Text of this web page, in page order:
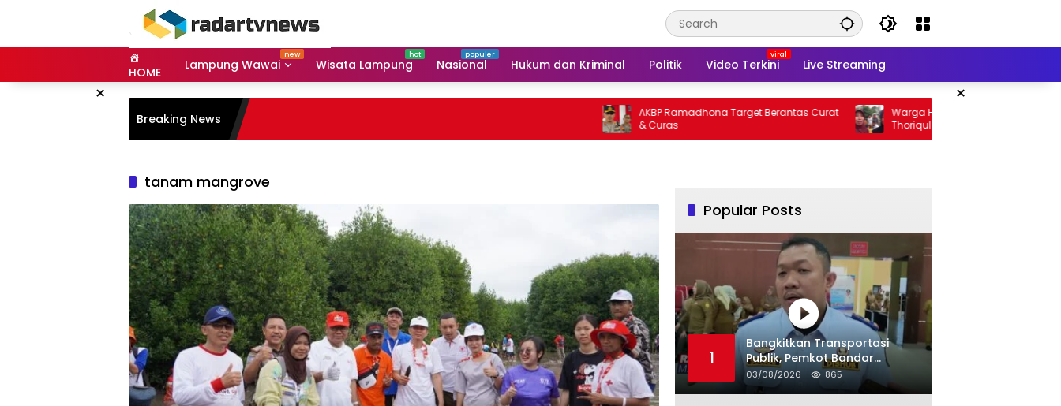
HOME Lampung Wawai Wisata Lampung Nasional Hukum dan Kriminal Politik Video Terkini Live Streaming
× ×
Breaking News
AKBP Ramadhona Target Berantas Curat
& Curas
Warga Harap Program Sosial DKM
Thoriqul Khoir Berlanjut
tanam mangrove
Popular Posts
1
Bangkitkan Transportasi
Publik, Pemkot Bandar
Lampung Uji Coba Bus Umum
03/08/2026 865